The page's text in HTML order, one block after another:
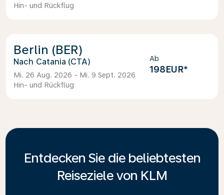
Hin- und Rückflug
Berlin (BER)
Catania (CTA)
Mi. 26 Aug. 2026 - Mi. 9 Sept. 2026
Hin- und Rückflug
Ab
198EUR*
Entdecken Sie die beliebtesten
Reiseziele von KLM